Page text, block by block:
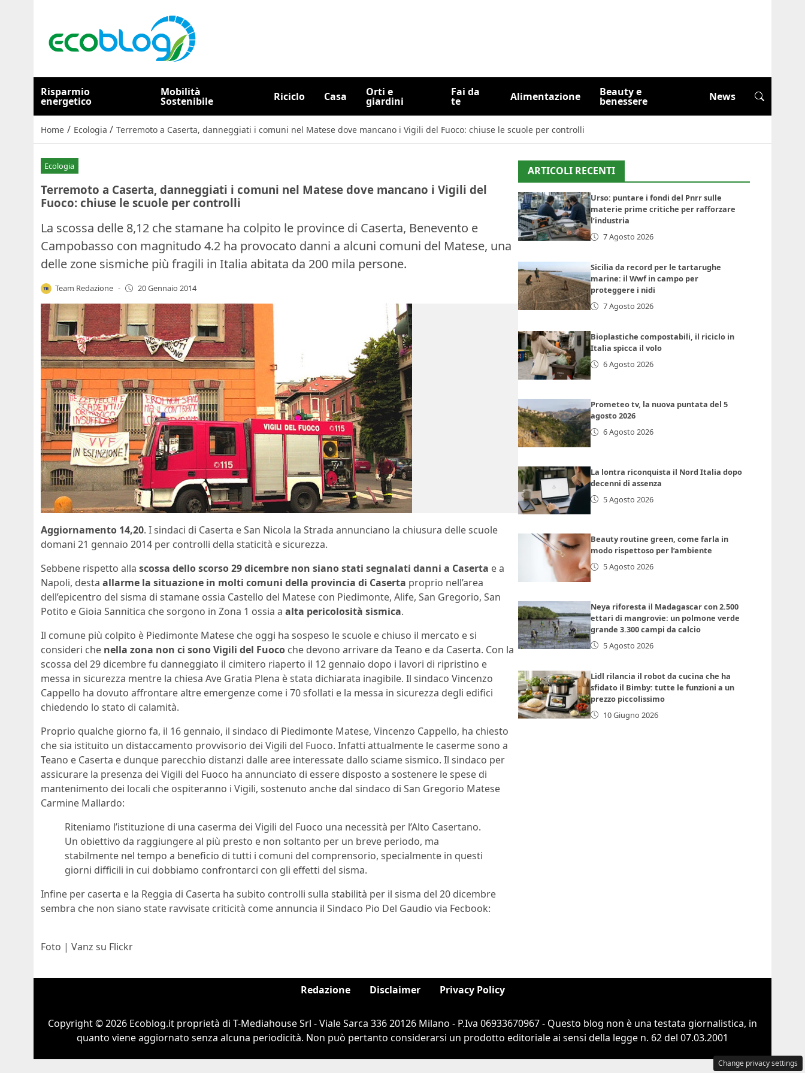
Risparmio
energetico
Mobilità
Sostenibile Riciclo Casa Orti e
giardini
Fai da
te Alimentazione Beauty e
benessere News
Home / Ecologia / Terremoto a Caserta, danneggiati i comuni nel Matese dove mancano i Vigili del Fuoco: chiuse le scuole per controlli
Ecologia
Terremoto a Caserta, danneggiati i comuni nel Matese dove mancano i Vigili del
Fuoco: chiuse le scuole per controlli
La scossa delle 8,12 che stamane ha colpito le province di Caserta, Benevento e
Campobasso con magnitudo 4.2 ha provocato danni a alcuni comuni del Matese, una
delle zone sismiche più fragili in Italia abitata da 200 mila persone.
Team Redazione - 20 Gennaio 2014
Aggiornamento 14,20. I sindaci di Caserta e San Nicola la Strada annunciano la chiusura delle scuole
domani 21 gennaio 2014 per controlli della staticità e sicurezza.
Sebbene rispetto alla scossa dello scorso 29 dicembre non siano stati segnalati danni a Caserta e a
Napoli, desta allarme la situazione in molti comuni della provincia di Caserta proprio nell’area
dell’epicentro del sisma di stamane ossia Castello del Matese con Piedimonte, Alife, San Gregorio, San
Potito e Gioia Sannitica che sorgono in Zona 1 ossia a alta pericolosità sismica.
Il comune più colpito è Piedimonte Matese che oggi ha sospeso le scuole e chiuso il mercato e si
consideri che nella zona non ci sono Vigili del Fuoco che devono arrivare da Teano e da Caserta. Con la
scossa del 29 dicembre fu danneggiato il cimitero riaperto il 12 gennaio dopo i lavori di ripristino e
messa in sicurezza mentre la chiesa Ave Gratia Plena è stata dichiarata inagibile. Il sindaco Vincenzo
Cappello ha dovuto affrontare altre emergenze come i 70 sfollati e la messa in sicurezza degli edifici
chiedendo lo stato di calamità.
Proprio qualche giorno fa, il 16 gennaio, il sindaco di Piedimonte Matese, Vincenzo Cappello, ha chiesto
che sia istituito un distaccamento provvisorio dei Vigili del Fuoco. Infatti attualmente le caserme sono a
Teano e Caserta e dunque parecchio distanzi dalle aree interessate dallo sciame sismico. Il sindaco per
assicurare la presenza dei Vigili del Fuoco ha annunciato di essere disposto a sostenere le spese di
mantenimento dei locali che ospiteranno i Vigili, sostenuto anche dal sindaco di San Gregorio Matese
Carmine Mallardo:
Riteniamo l’istituzione di una caserma dei Vigili del Fuoco una necessità per l’Alto Casertano.
Un obiettivo da raggiungere al più presto e non soltanto per un breve periodo, ma
stabilmente nel tempo a beneficio di tutti i comuni del comprensorio, specialmente in questi
giorni difficili in cui dobbiamo confrontarci con gli effetti del sisma.
Infine per caserta e la Reggia di Caserta ha subito controlli sulla stabilità per il sisma del 20 dicembre
sembra che non siano state ravvisate criticità come annuncia il Sindaco Pio Del Gaudio via Fecbook:
Foto | Vanz su Flickr
ARTICOLI RECENTI
Urso: puntare i fondi del Pnrr sulle
materie prime critiche per rafforzare
l’industria
7 Agosto 2026
Sicilia da record per le tartarughe
marine: il Wwf in campo per
proteggere i nidi
7 Agosto 2026
Bioplastiche compostabili, il riciclo in
Italia spicca il volo
6 Agosto 2026
Prometeo tv, la nuova puntata del 5
agosto 2026
6 Agosto 2026
La lontra riconquista il Nord Italia dopo
decenni di assenza
5 Agosto 2026
Beauty routine green, come farla in
modo rispettoso per l’ambiente
5 Agosto 2026
Neya riforesta il Madagascar con 2.500
ettari di mangrovie: un polmone verde
grande 3.300 campi da calcio
5 Agosto 2026
Lidl rilancia il robot da cucina che ha
sfidato il Bimby: tutte le funzioni a un
prezzo piccolissimo
10 Giugno 2026
Redazione Disclaimer Privacy Policy
Copyright © 2026 Ecoblog.it proprietà di T-Mediahouse Srl - Viale Sarca 336 20126 Milano - P.Iva 06933670967 - Questo blog non è una testata giornalistica, in
quanto viene aggiornato senza alcuna periodicità. Non può pertanto considerarsi un prodotto editoriale ai sensi della legge n. 62 del 07.03.2001
Change privacy settings